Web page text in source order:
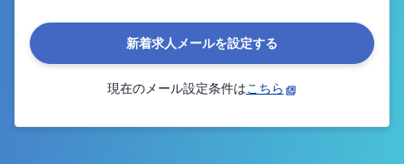
新着求人メールを設定する
現在のメール設定条件はこちら